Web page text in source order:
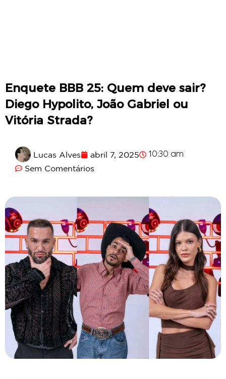
Enquete BBB 25: Quem deve sair?
Diego Hypolito, João Gabriel ou
Vitória Strada?
Lucas Alves abril 7, 2025 10:30 am
Sem Comentários